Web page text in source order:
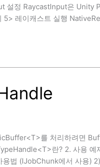
설정 RaycastInput은 Unity
레이캐스트 실행
를 처리하려면
란? 2. 사용
법 (IJobChunk에서 사용